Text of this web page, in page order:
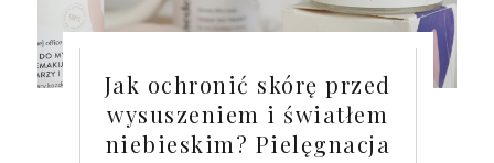
Jak ochronić skórę przed
wysuszeniem i światłem
niebieskim? Pielęgnacja